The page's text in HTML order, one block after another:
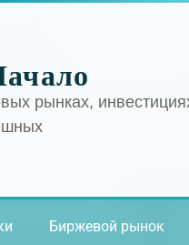
рынках,
Биржевой рынок